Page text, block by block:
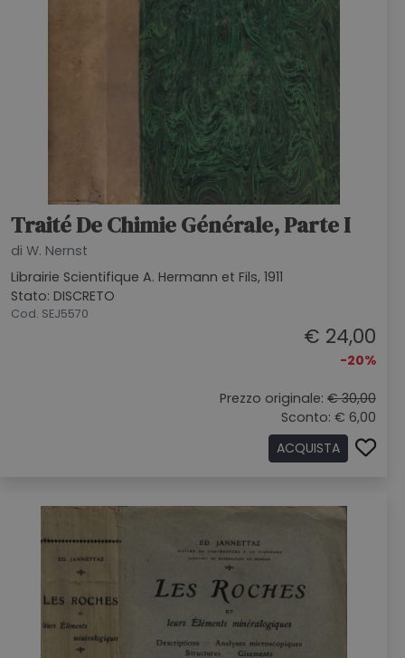
Traité De Chimie Générale, Parte I
di W. Nernst
Librairie Scientifique A. Hermann et Fils, 1911
Stato: DISCRETO
Cod. SEJ5570
€ 24,00
-20%
Prezzo originale: € 30,00
Sconto: € 6,00
ACQUISTA